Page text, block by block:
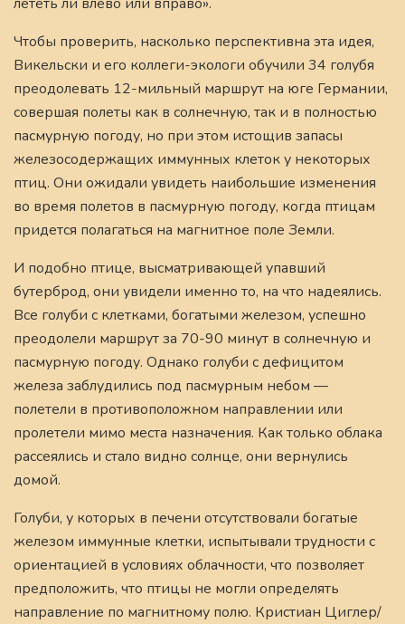
Чтобы проверить, насколько перспективна эта идея,
Викельски и его коллеги-экологи обучили 34 голубя
преодолевать 12-мильный маршрут на юге Германии,
совершая полеты как в солнечную, так и в полностью
пасмурную погоду, но при этом истощив запасы
железосодержащих иммунных клеток у некоторых
птиц. Они ожидали увидеть наибольшие изменения
во время полетов в пасмурную погоду, когда птицам
придется полагаться на магнитное поле Земли.
И подобно птице, высматривающей упавший
бутерброд, они увидели именно то, на что надеялись.
Все голуби с клетками, богатыми железом, успешно
преодолели маршрут за 70-90 минут в солнечную и
пасмурную погоду. Однако голуби с дефицитом
железа заблудились под пасмурным небом —
полетели в противоположном направлении или
пролетели мимо места назначения. Как только облака
рассеялись и стало видно солнце, они вернулись
домой.
Голуби, у которых в печени отсутствовали богатые
железом иммунные клетки, испытывали трудности с
ориентацией в условиях облачности, что позволяет
предположить, что птицы не могли определять
направление по магнитному полю. Кристиан Циглер/